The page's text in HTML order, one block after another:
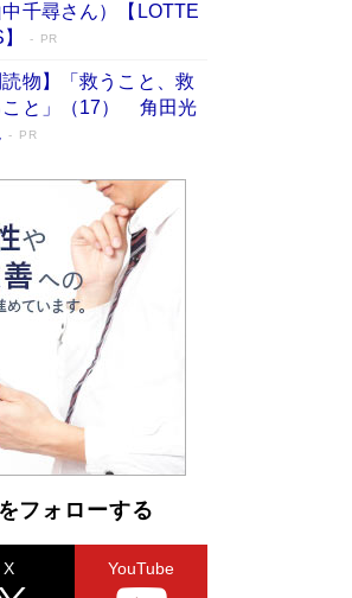
嘘である」原作者が抱き
…「自己憐憫は描きたくな
だわったこと（後編） #
集めた『ほほえんで生き
ンクイン［エンターテイ
Book Bang
がベストセラー1位 宇宙
げた18年の物語に幕 特装
たマンガ」も収録
…」高嶋政伸が明かし
役”への葛藤 インティマ
に支えられたNHK『大奥』
千尋さん）【LOTTE
PR
読物】「救うこと、救
こと」（17） 角田光
PR
フォローする
X YouTube